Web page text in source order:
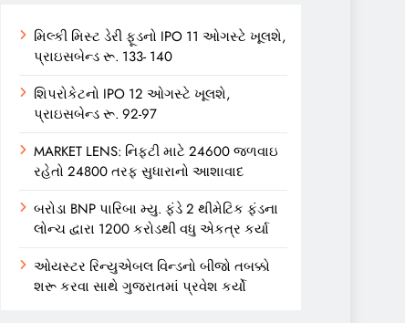
મિલ્કી મિસ્ટ ડેરી ફૂડનો IPO 11 ઓગસ્ટે ખૂલશે,
પ્રાઇસબેન્ડ રૂ. 133- 140
શિપરોકેટનો IPO 12 ઓગસ્ટે ખૂલશે,
પ્રાઇસબેન્ડ રૂ. 92-97
MARKET LENS: નિફ્ટી માટે 24600 જળવાઇ
રહેતો 24800 તરફ સુધારાનો આશાવાદ
બરોડા BNP પારિબા મ્યુ. ફંડે 2 થીમેટિક ફંડના
લોન્ચ દ્વારા 1200 કરોડથી વધુ એકત્ર કર્યા
ઓયસ્ટર રિન્યુએબલ વિન્ડનો બીજો તબક્કો
શરૂ કરવા સાથે ગુજરાતમાં પ્રવેશ કર્યો